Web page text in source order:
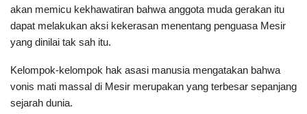
akan memicu kekhawatiran bahwa anggota muda gerakan itu
dapat melakukan aksi kekerasan menentang penguasa Mesir
yang dinilai tak sah itu.
Kelompok-kelompok hak asasi manusia mengatakan bahwa
vonis mati massal di Mesir merupakan yang terbesar sepanjang
sejarah dunia.